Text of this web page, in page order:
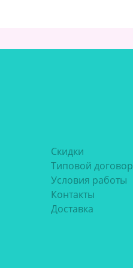
Скидки
Типовой договор
Условия работы
Контакты
Доставка